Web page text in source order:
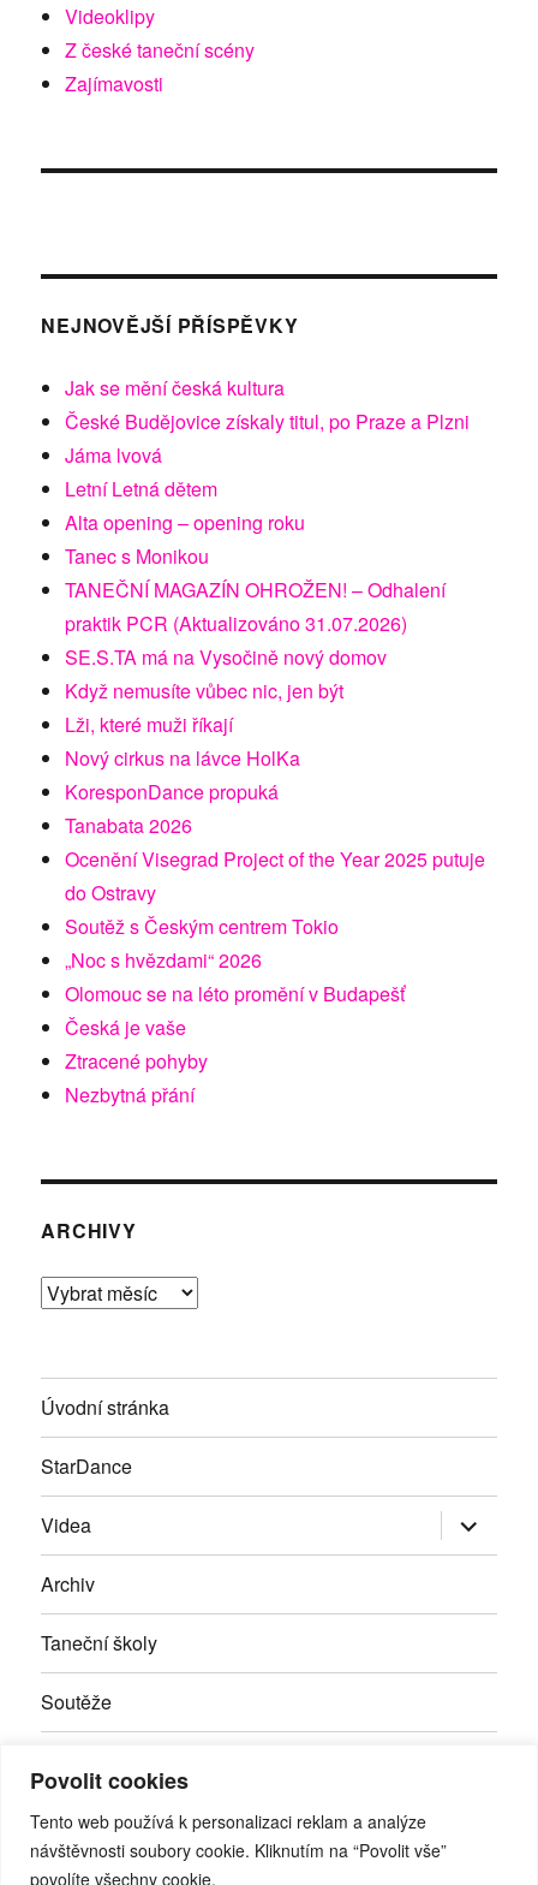
Povolit cookies
Tento web používá k personalizaci reklam a analýze
návštěvnosti soubory cookie. Kliknutím na “Povolit vše”
povolíte všechny cookie.
Videoklipy
Z české taneční scény
Zajímavosti
NEJNOVĚJŠÍ PŘÍSPĚVKY
Jak se mění česká kultura
České Budějovice získaly titul, po Praze a Plzni
Jáma lvová
Letní Letná dětem
Alta opening – opening roku
Tanec s Monikou
TANEČNÍ MAGAZÍN OHROŽEN! – Odhalení
praktik PCR (Aktualizováno 31.07.2026)
SE.S.TA má na Vysočině nový domov
Když nemusíte vůbec nic, jen být
Lži, které muži říkají
Nový cirkus na lávce HolKa
KoresponDance propuká
Tanabata 2026
Ocenění Visegrad Project of the Year 2025 putuje
do Ostravy
Soutěž s Českým centrem Tokio
„Noc s hvězdami“ 2026
Olomouc se na léto promění v Budapešť
Česká je vaše
Ztracené pohyby
Nezbytná přání
ARCHIVY
Archivy
Úvodní stránka
StarDance
Videa Zobrazit
položky
Archiv
Taneční školy
Soutěže
Kontakty